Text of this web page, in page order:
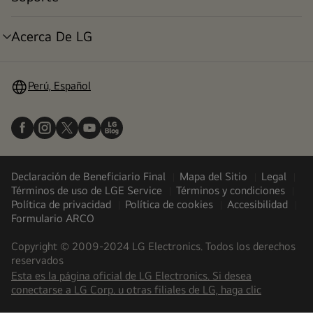
Acerca De LG
alternar
Perú, Español
Declaración de Beneficiario Final Mapa del Sitio
Legal
Términos de uso de LGE Service
Términos y condiciones
Política de privacidad
Política de cookies
Accesibilidad
Formulario ARCO
Copyright © 2009-2024 LG Electronics. Todos los derechos
reservados
Esta es la página oficial de LG Electronics. Si desea
conectarse a LG Corp. u otras filiales de LG, haga clic(